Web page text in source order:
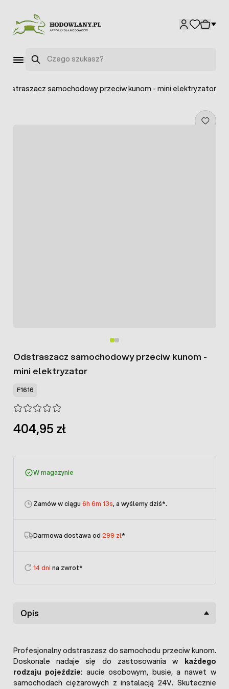
Szukaj
Odstraszacz samochodowy przeciw kunom - mini elektryzator
Odstraszacz samochodowy przeciw kunom -
mini elektryzator
F1616
404,95 zł
W magazynie
Zamów w ciągu 6h 6m 13s, a wyślemy dziś*.
Darmowa dostawa od 299 zł*
14 dni na zwrot*
Opis
Profesjonalny odstraszasz do samochodu przeciw kunom.
Doskonale nadaje się do zastosowania w każdego
rodzaju pojeździe: aucie osobowym, busie, a nawet w
samochodach ciężarowych z instalacją 24V. Skutecznie